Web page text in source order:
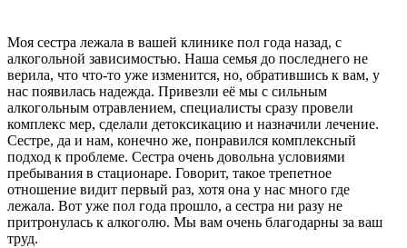
Моя сестра лежала в вашей клинике пол года назад, с
алкогольной зависимостью. Наша семья до последнего не
верила, что что-то уже изменится, но, обратившись к вам, у
нас появилась надежда. Привезли её мы с сильным
алкогольным отравлением, специалисты сразу провели
комплекс мер, сделали детоксикацию и назначили лечение.
Сестре, да и нам, конечно же, понравился комплексный
подход к проблеме. Сестра очень довольна условиями
пребывания в стационаре. Говорит, такое трепетное
отношение видит первый раз, хотя она у нас много где
лежала. Вот уже пол года прошло, а сестра ни разу не
притронулась к алкоголю. Мы вам очень благодарны за ваш
труд.